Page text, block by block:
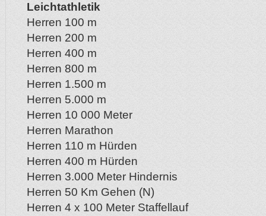
Leichtathletik
Herren 100 m
Herren 200 m
Herren 400 m
Herren 800 m
Herren 1.500 m
Herren 5.000 m
Herren 10 000 Meter
Herren Marathon
Herren 110 m Hürden
Herren 400 m Hürden
Herren 3.000 Meter Hindernis
Herren 50 Km Gehen (N)
Herren 4 x 100 Meter Staffellauf